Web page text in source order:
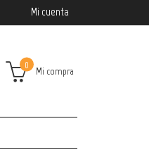
Mi cuenta
Mi compra
0